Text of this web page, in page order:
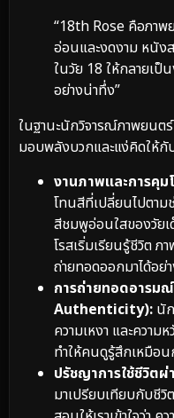
“18th Rose คือภาพ
อ่อนและงดงาม หนัง
ในวัย 18 ให้กลายเป็
อย่างน่าทึ่ง”
ในฐานะนักวิจารณ์ภาพยนต
มอบพลังบวกและแง่คิดให้
งานภาพและการคุ
โทนสีที่เปลี่ยนไปตาม
สีชมพูอ่อนใสของวัย
โรสเริ่มเรียนรู้ชีวิต ภ
ถ่ายทอดออกมาได้อย่
การถ่ายทอดอารม
Authenticity): นั
ความเหงา และความ
ทำให้คนดูรู้สึกเหมือน
ปรัชญาการใช้ชีวิต
มาเปรียบเทียบกับ